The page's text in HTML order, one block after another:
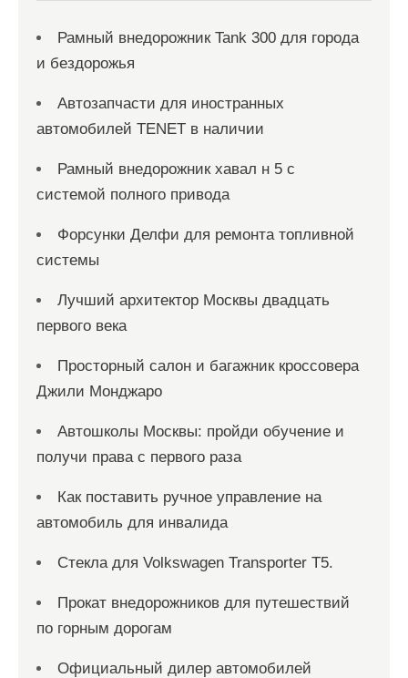
Рамный внедорожник Tank 300 для города
и бездорожья
Автозапчасти для иностранных
автомобилей TENET в наличии
Рамный внедорожник хавал н 5 с
системой полного привода
Форсунки Делфи для ремонта топливной
системы
Лучший архитектор Москвы двадцать
первого века
Просторный салон и багажник кроссовера
Джили Монджаро
Автошколы Москвы: пройди обучение и
получи права с первого раза
Как поставить ручное управление на
автомобиль для инвалида
Стекла для Volkswagen Transporter T5.
Прокат внедорожников для путешествий
по горным дорогам
Официальный дилер автомобилей